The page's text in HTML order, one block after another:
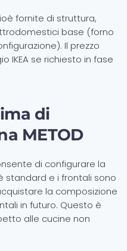
fornite di struttura,
base (forno
Il prezzo
IKEA se richiesto in fase
di
METOD
di configurare la
standard e i frontali sono
la composizione
in futuro. Questo è
alle cucine non